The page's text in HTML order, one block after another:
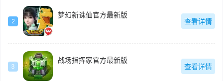
2
梦幻新诛仙官方最新版
查看详情
3
战场指挥家官方最新版
查看详情